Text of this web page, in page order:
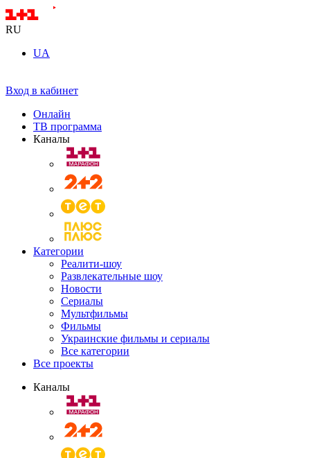
RU
UA
Вход в кабинет
Онлайн
ТВ программа
Каналы
Категории
Реалити-шоу
Развлекательные шоу
Новости
Сериалы
Мультфильмы
Фильмы
Украинские фильмы и сериалы
Все категории
Все проекты
Каналы